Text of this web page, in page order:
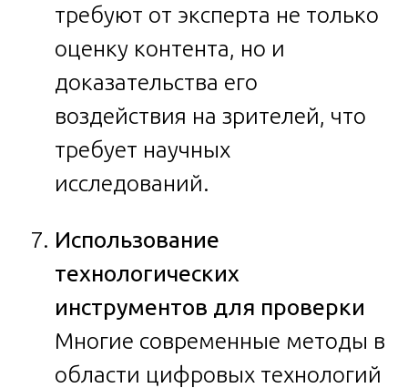
требуют от эксперта не только
оценку контента, но и
доказательства его
воздействия на зрителей, что
требует научных
исследований.
Использование
технологических
инструментов для проверки
Многие современные методы в
области цифровых технологий